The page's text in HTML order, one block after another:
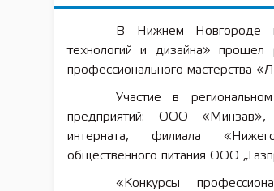
В Нижнем Новгороде
технологий и дизайна» прошел
профессионального мастерства
Участие в
предприятий: ООО
интерната, филиала
общественного питания ООО
«Конкурсы